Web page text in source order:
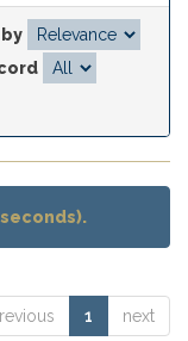
1 next